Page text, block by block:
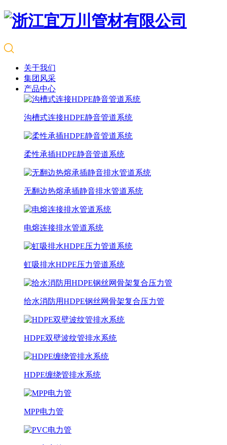
关于我们
集团风采
产品中心
沟槽式连接HDPE静音管道系统
柔性承插HDPE静音管道系统
无翻边热熔承插静音排水管道系统
电熔连接排水管道系统
虹吸排水HDPE压力管道系统
给水消防用HDPE钢丝网骨架复合压力管
HDPE双壁波纹管排水系统
HDPE缠绕管排水系统
MPP电力管